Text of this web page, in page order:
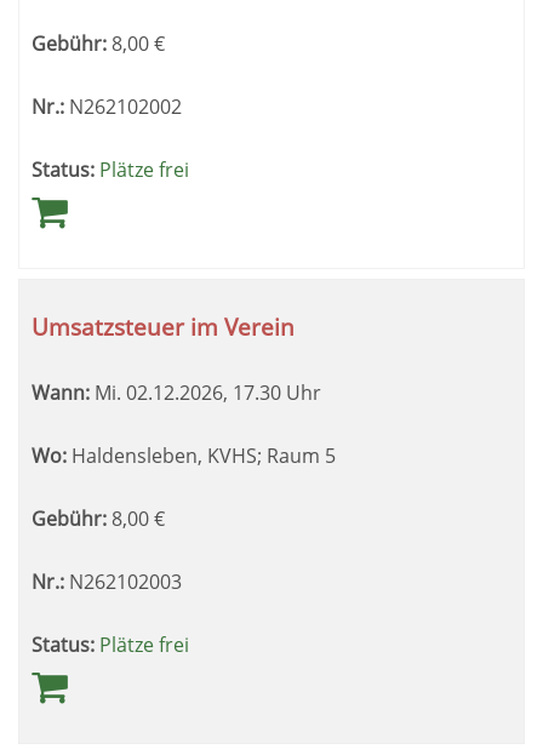
Gebühr:8,00€
Nr.: N262102002
Status: Plätze frei
Umsatzsteuer im Verein
Wann: Mi. 02.12.2026, 17.30 Uhr
Wo: Haldensleben, KVHS; Raum 5
Gebühr: 8,00€
Nr.: N262102003
Status: Plätze frei